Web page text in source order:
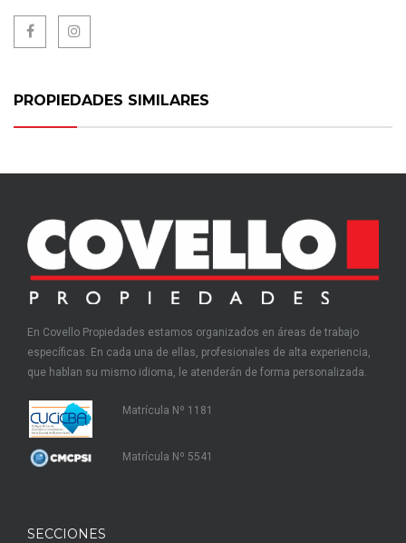
PROPIEDADES SIMILARES
En Covello Propiedades estamos organizados en áreas de trabajo
específicas. En cada una de ellas, profesionales de alta experiencia,
que hablan su mismo idioma, le atenderán de forma personalizada.
Matrícula Nº 1181
Matrícula Nº 5541
SECCIONES